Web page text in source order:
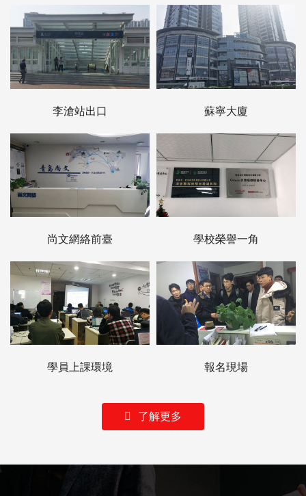
李滄站出口 蘇寧大廈
尚文網絡前臺 學校榮譽一角
學員上課環境 報名現場
了解更多